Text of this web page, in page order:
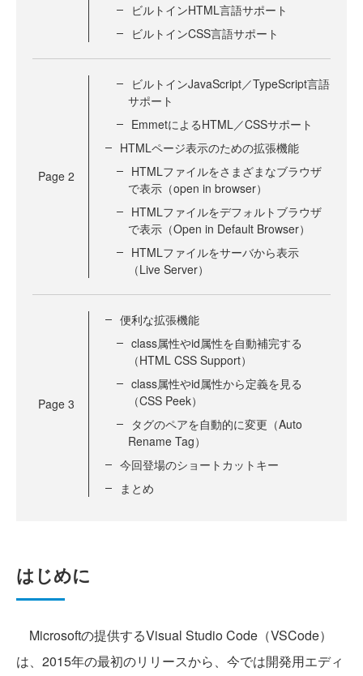
ビルトインHTML言語サポート
ビルトインCSS言語サポート
Page 2
ビルトインJavaScript／TypeScript言語
サポート
EmmetによるHTML／CSSサポート
HTMLページ表示のための拡張機能
HTMLファイルをさまざまなブラウザ
で表示（open in browser）
HTMLファイルをデフォルトブラウザ
で表示（Open in Default Browser）
HTMLファイルをサーバから表示
（Live Server）
Page 3
便利な拡張機能
class属性やid属性を自動補完する
（HTML CSS Support）
class属性やid属性から定義を見る
（CSS Peek）
タグのペアを自動的に変更（Auto
Rename Tag）
今回登場のショートカットキー
まとめ
はじめに
Microsoftの提供するVisual Studio Code（VSCode）
は、2015年の最初のリリースから、今では開発用エディ